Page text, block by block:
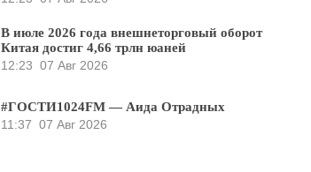
В июле 2026 года внешнеторговый оборот
Китая достиг 4,66 трлн юаней
12:23 07 Авг 2026
#ГОСТИ1024FM — Аида Отрадных
11:37 07 Авг 2026